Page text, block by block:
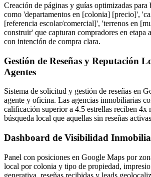
Creación de páginas y guías optimizadas para
como 'departamentos en [colonia] [precio]',
[referencia escolar/comercial]', 'terrenos en
construir' que capturan compradores en etapa
con intención de compra clara.
Gestión de Reseñas y Reputación
Agentes
Sistema de solicitud y gestión de reseñas en
agente y oficina. Las agencias inmobiliarias
calificación superior a 4.5 estrellas reciben 4x
búsqueda local que aquellas sin reseñas
Dashboard de Visibilidad
Panel con posiciones en Google Maps por
local por colonia y tipo de propiedad,
generativa, reseñas recibidas y leads